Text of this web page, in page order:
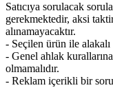
Satıcıya sorulacak
gerekmektedir, aksi
alınamayacaktır.
- Seçilen ürün ile alakalı
- Genel ahlak
olmamalıdır.
- Reklam içerikli bir soru